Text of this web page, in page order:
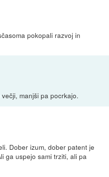
pokopali razvoj in
manjši pa pocrkajo.
Dober izum, dober patent je
ga uspejo sami trziti, ali pa